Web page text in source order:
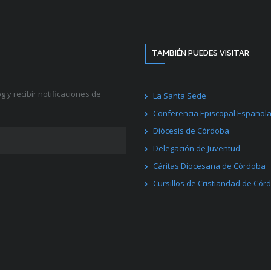
y recibir notificaciones de
TAMBIÉN PUEDES VISITAR
La Santa Sede
Conferencia Episcopal Española
Diócesis de Córdoba
Delegación de Juventud
Cáritas Diocesana de Córdoba
Cursillos de Cristiandad de